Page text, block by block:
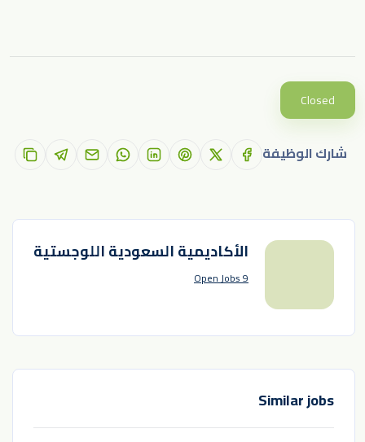
Closed
شارك الوظيفة
الأكاديمية السعودية اللوجستية
9 Open Jobs
Similar jobs